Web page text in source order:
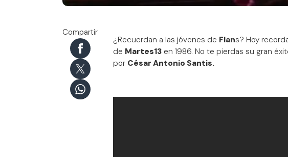
Compartir
¿Recuerdan a las jóvenes de Flans? Hoy
de Martes13 en 1986. No te pierdas su gran
por César Antonio Santis.